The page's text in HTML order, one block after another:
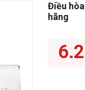
Điều
hãng